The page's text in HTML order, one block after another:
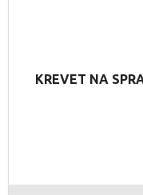
KREVET NA